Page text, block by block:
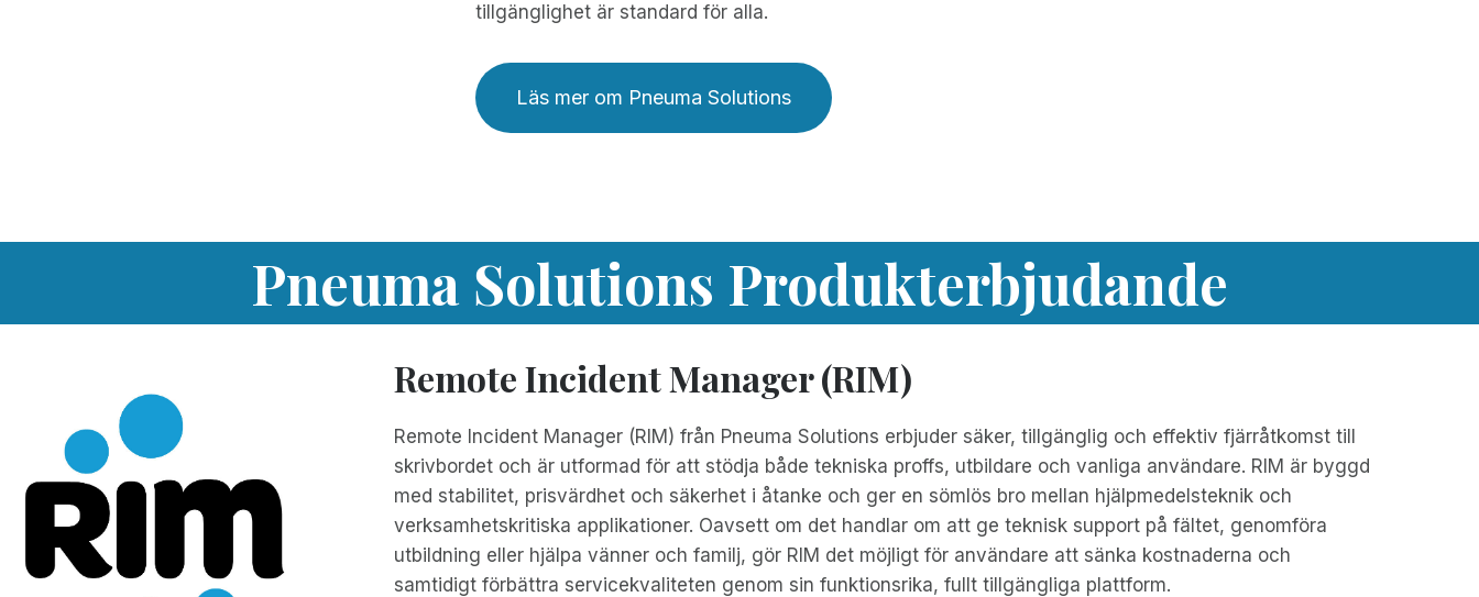
tillgänglighet är standard för alla.
Läs mer om Pneuma Solutions
Pneuma Solutions Produkterbjudande
Remote Incident Manager (RIM)
Remote Incident Manager (RIM) från Pneuma Solutions erbjuder säker, tillgänglig och effektiv fjärråtkomst till
skrivbordet och är utformad för att stödja både tekniska proffs, utbildare och vanliga användare. RIM är byggd
med stabilitet, prisvärdhet och säkerhet i åtanke och ger en sömlös bro mellan hjälpmedelsteknik och
verksamhetskritiska applikationer. Oavsett om det handlar om att ge teknisk support på fältet, genomföra
utbildning eller hjälpa vänner och familj, gör RIM det möjligt för användare att sänka kostnaderna och
samtidigt förbättra servicekvaliteten genom sin funktionsrika, fullt tillgängliga plattform.